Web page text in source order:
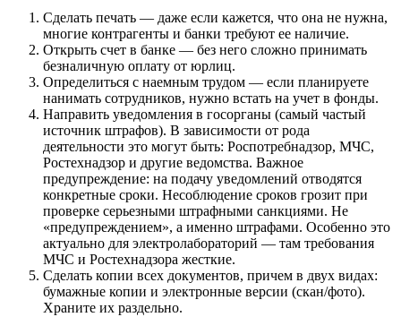
Сделать печать — даже если кажется, что она не нужна,
многие контрагенты и банки требуют ее наличие.
Открыть счет в банке — без него сложно принимать
безналичную оплату от юрлиц.
Определиться с наемным трудом — если планируете
нанимать сотрудников, нужно встать на учет в фонды.
Направить уведомления в госорганы (самый частый
источник штрафов). В зависимости от рода
деятельности это могут быть: Роспотребнадзор, МЧС,
Ростехнадзор и другие ведомства. Важное
предупреждение: на подачу уведомлений отводятся
конкретные сроки. Несоблюдение сроков грозит при
проверке серьезными штрафными санкциями. Не
«предупреждением», а именно штрафами. Особенно это
актуально для электролабораторий — там требования
МЧС и Ростехнадзора жесткие.
Сделать копии всех документов, причем в двух видах:
бумажные копии и электронные версии (скан/фото).
Храните их раздельно.